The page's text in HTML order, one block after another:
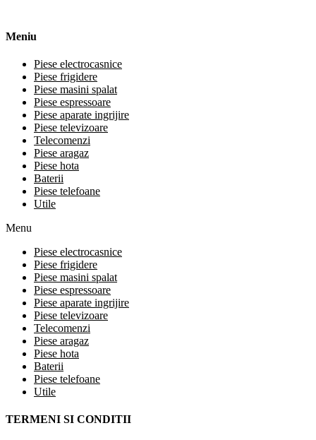
Meniu
Piese electrocasnice
Piese frigidere
Piese masini spalat
Piese espressoare
Piese aparate ingrijire
Piese televizoare
Telecomenzi
Piese aragaz
Piese hota
Baterii
Piese telefoane
Utile
Menu
Piese electrocasnice
Piese frigidere
Piese masini spalat
Piese espressoare
Piese aparate ingrijire
Piese televizoare
Telecomenzi
Piese aragaz
Piese hota
Baterii
Piese telefoane
Utile
TERMENI SI CONDITII